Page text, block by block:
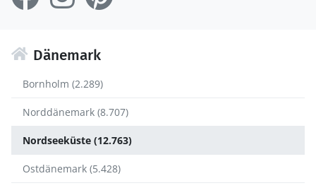
Dänemark
Bornholm (2.289)
Norddänemark (8.707)
Nordseeküste (12.763)
Ostdänemark (5.428)